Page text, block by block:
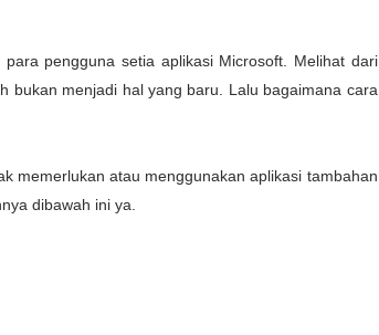
pengguna setia aplikasi Microsoft. Melihat dari
bukan menjadi hal yang baru. Lalu bagaimana cara
memerlukan atau menggunakan aplikasi tambahan
dibawah ini ya.